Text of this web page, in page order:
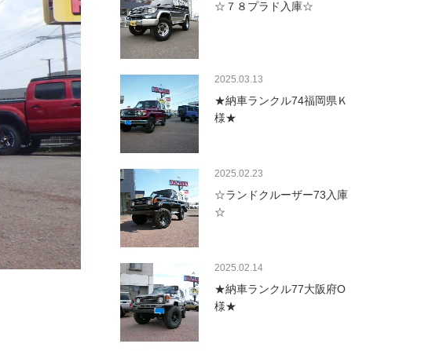
☆７８プラド入庫☆
2025.03.13
★納車ランクル74福岡県Ｋ
様★
2025.02.23
☆ランドクルーザー73入庫
☆
2025.02.14
★納車ランクル77大阪府O
様★